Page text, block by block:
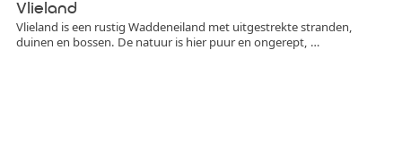
Vlieland
Vlieland is een rustig Waddeneiland met uitgestrekte stranden,
duinen en bossen. De natuur is hier puur en ongerept, …